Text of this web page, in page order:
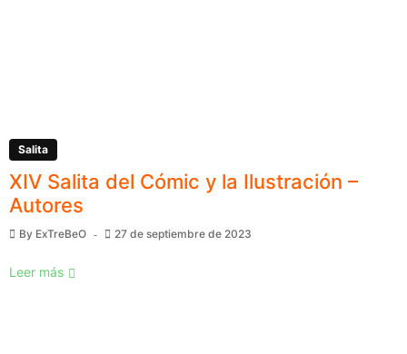
Salita
XIV Salita del Cómic y la Ilustración –
Autores
By ExTreBeO 27 de septiembre de 2023
Leer más